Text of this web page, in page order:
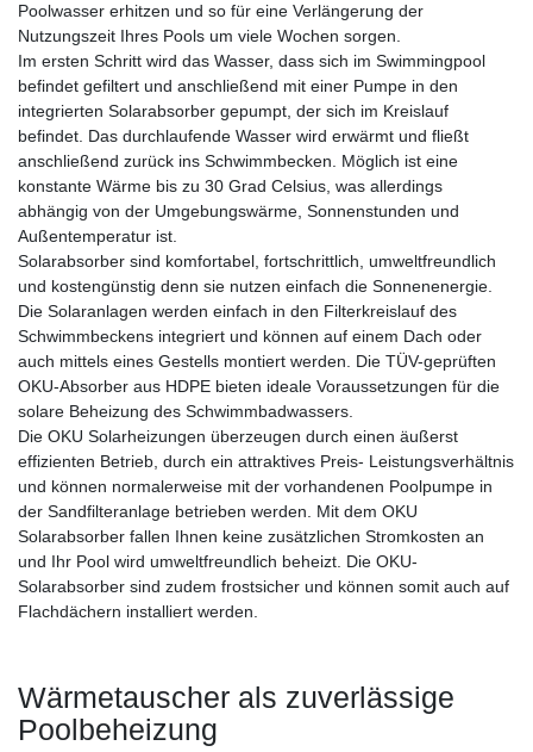
Poolwasser erhitzen und so für eine Verlängerung der
Nutzungszeit Ihres Pools um viele Wochen sorgen.
Im ersten Schritt wird das Wasser, dass sich im Swimmingpool
befindet gefiltert und anschließend mit einer Pumpe in den
integrierten Solarabsorber gepumpt, der sich im Kreislauf
befindet. Das durchlaufende Wasser wird erwärmt und fließt
anschließend zurück ins Schwimmbecken. Möglich ist eine
konstante Wärme bis zu 30 Grad Celsius, was allerdings
abhängig von der Umgebungswärme, Sonnenstunden und
Außentemperatur ist.
Solarabsorber sind komfortabel, fortschrittlich, umweltfreundlich
und kostengünstig denn sie nutzen einfach die Sonnenenergie.
Die Solaranlagen werden einfach in den Filterkreislauf des
Schwimmbeckens integriert und können auf einem Dach oder
auch mittels eines Gestells montiert werden. Die TÜV-geprüften
OKU-Absorber aus HDPE bieten ideale Voraussetzungen für die
solare Beheizung des Schwimmbadwassers.
Die OKU Solarheizungen überzeugen durch einen äußerst
effizienten Betrieb, durch ein attraktives Preis- Leistungsverhältnis
und können normalerweise mit der vorhandenen Poolpumpe in
der Sandfilteranlage betrieben werden. Mit dem OKU
Solarabsorber fallen Ihnen keine zusätzlichen Stromkosten an
und Ihr Pool wird umweltfreundlich beheizt. Die OKU-
Solarabsorber sind zudem frostsicher und können somit auch auf
Flachdächern installiert werden.
Wärmetauscher als zuverlässige
Poolbeheizung